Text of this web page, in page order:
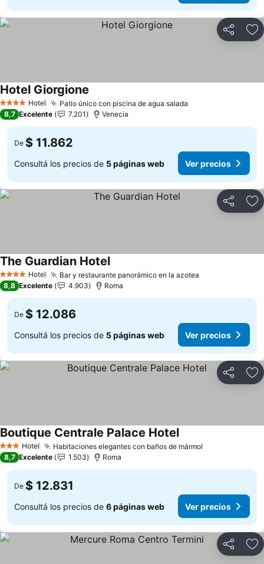
Compartir
4 EstrellasHotel Patio único con piscina de agua salada
Hotel Giorgione
8,7 Excelente 7.201 Venecia
De $ 11.862
Consultá los precios de 5 páginas web Ver precios
Compartir
4 EstrellasHotel Bar y restaurante panorámico en la azotea
The Guardian HotelVer precios
8,8 Excelente 4.903 Roma
De $ 12.086
Consultá los precios de 5 páginas web Ver precios
Compartir
3 Estrellas
Hotel Habitaciones elegantes con baños de mármol
Boutique Centrale Palace HotelVer precios
8,7 Excelente 1.503 Roma
De $ 12.831
Consultá los precios de 6 páginas web Ver precios
Compartir